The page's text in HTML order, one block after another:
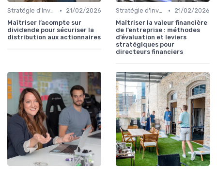
Stratégie d'investissement •
21/02/2026
Maîtriser l’acompte sur
dividende pour sécuriser la
distribution aux actionnaires
Stratégie d'investissement •
21/02/2026
Maîtriser la valeur financière
de l’entreprise : méthodes
d’évaluation et leviers
stratégiques pour
directeurs financiers